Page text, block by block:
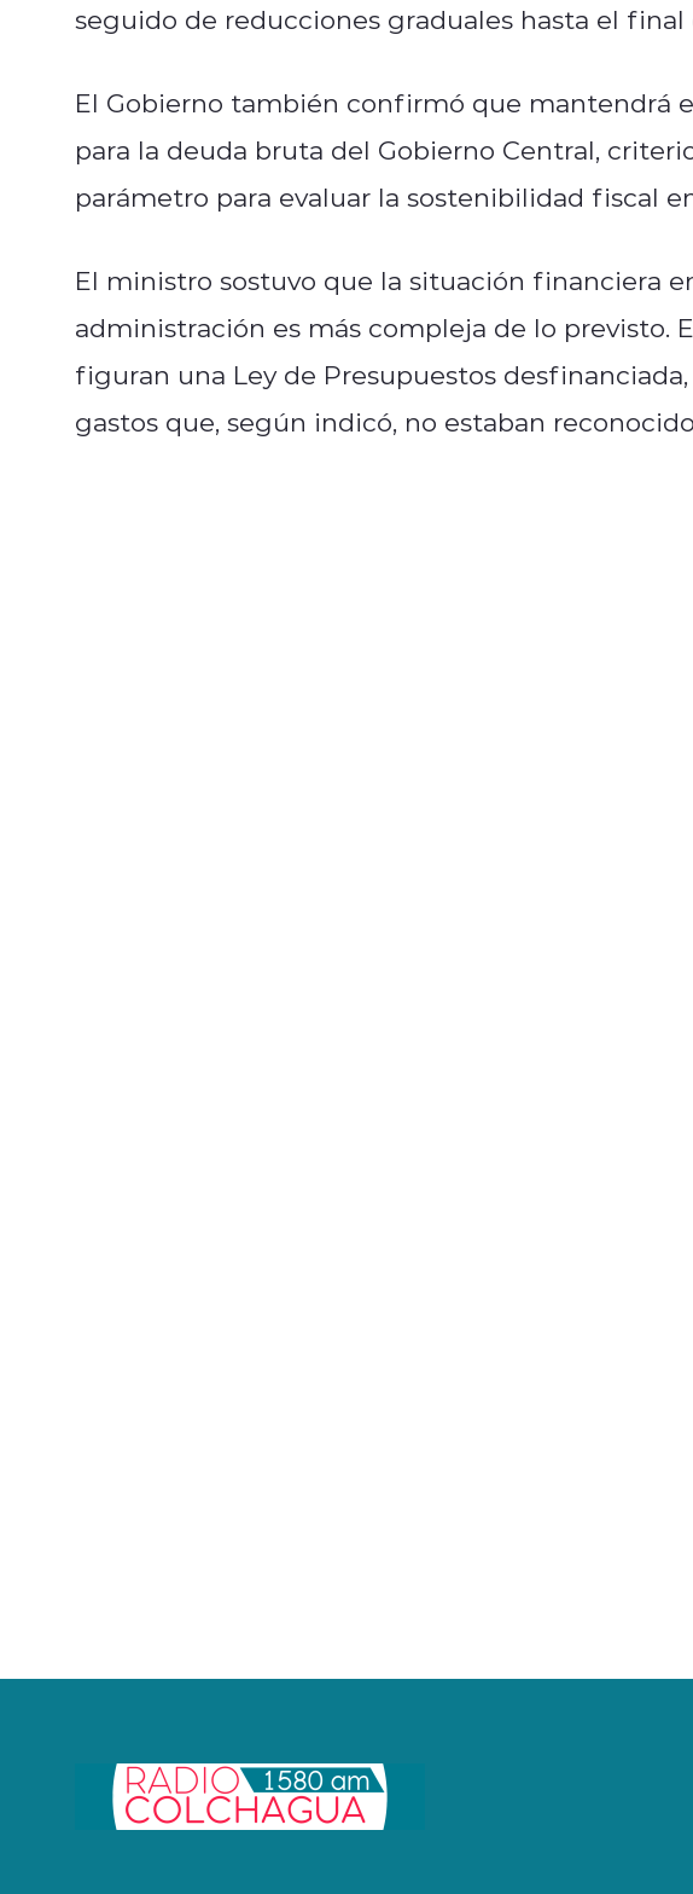
seguido de reducciones graduales hasta el final
El Gobierno también confirmó que mantendrá
para la deuda bruta del Gobierno Central,
parámetro para evaluar la sostenibilidad fiscal
El ministro sostuvo que la situación financiera
administración es más compleja de lo previsto.
figuran una Ley de Presupuestos
gastos que, según indicó, no estaban